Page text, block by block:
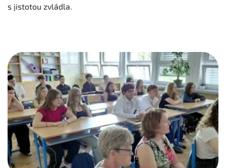
s jistotou zvládla.